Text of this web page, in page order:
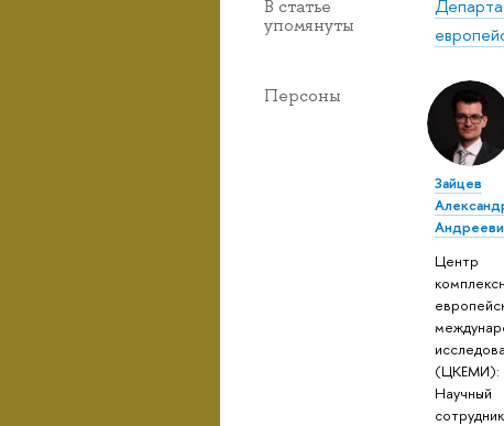
В статье
упомянуты
Персоны
Зайцев
Центр
(ЦКЕМИ):
Научный
сотрудник